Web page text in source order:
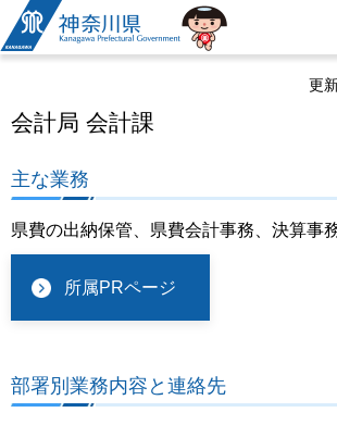
神奈川県
更
会計局 会計課
主な業務
県費の出納保管、県費会計事務、決算事
所属PRページ
部署別業務内容と連絡先